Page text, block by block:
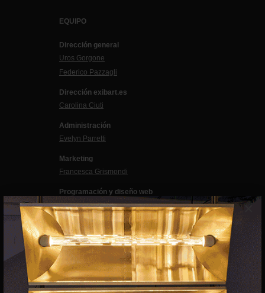
×
EQUIPO
Dirección general
Uros Gorgone
Federico Pazzagli
Dirección exibart.es
Carolina Ciuti
Administración
Evelyn Parretti
Marketing
Francesca Grismondi
Programación y diseño web
Giovanni Costante
Marcello Moi